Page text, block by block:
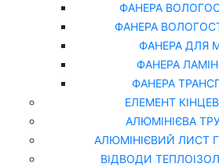
ФАНЕРА
ФАНЕРА
ФАНЕРА ДЛЯ
ФАНЕРА
ФАНЕРА
ЕЛЕМЕНТ
АЛЮМІНІЄВА
АЛЮМІНІЄВИЙ ЛИСТ
ВІДВОДИ